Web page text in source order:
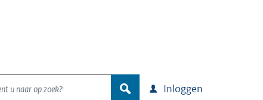
u naar op zoek?
zoek Inloggen